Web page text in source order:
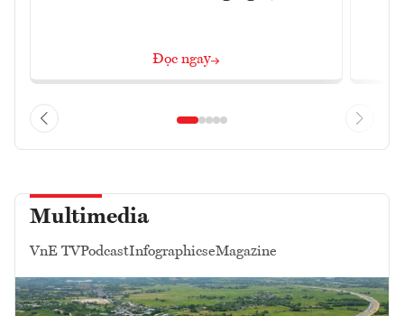
Đọc ngay
Multimedia
VnE TVPodcastInfographicseMagazine